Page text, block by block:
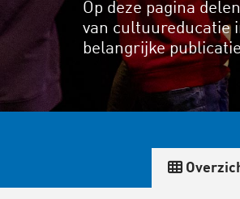
Op deze pagina
van cultuureducatie
belangrijke